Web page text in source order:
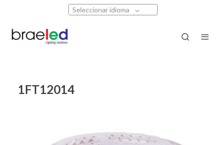
Seleccionar idioma
1FT12014